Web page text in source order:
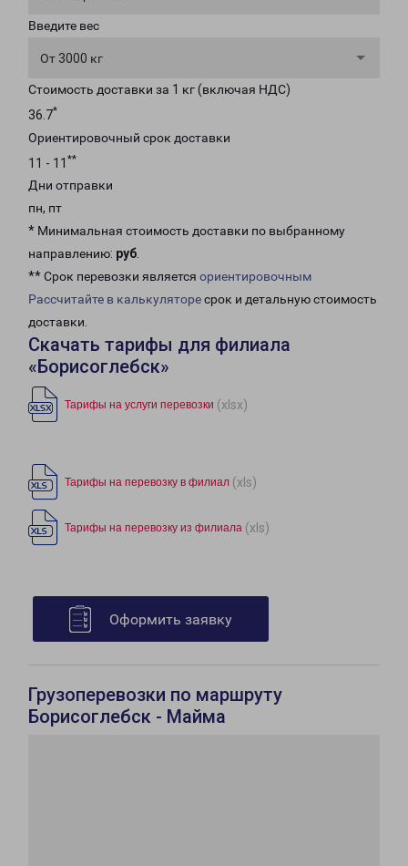
Введите вес
От 3000 кг
Стоимость доставки за 1 кг (включая НДС)
36.7*
Ориентировочный срок доставки
11 - 11 **
Дни отправки
пн, пт
* Минимальная стоимость доставки по выбранному
направлению: руб.
** Срок перевозки является ориентировочным
Рассчитайте в калькуляторесрок и детальную стоимость
доставки.
Скачать тарифы для филиала
«Борисоглебск»
Тарифы на услуги перевозки (xlsx)
Тарифы на перевозку в филиал (xls)
Тарифы на перевозку из филиала (xls)
Оформить заявку
Грузоперевозки по маршруту
Борисоглебск - Майма